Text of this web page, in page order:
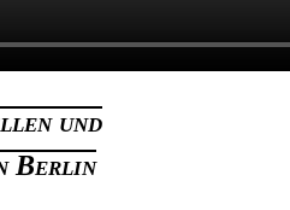
und
Berlin